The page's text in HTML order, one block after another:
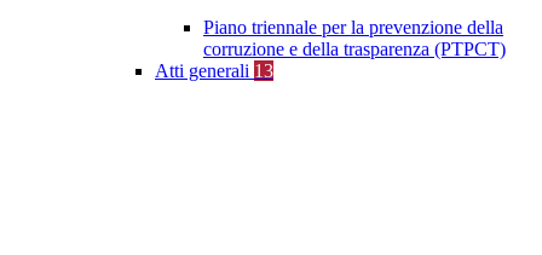
Piano triennale per la prevenzione della
corruzione e della trasparenza (PTPCT)
Atti generali 13